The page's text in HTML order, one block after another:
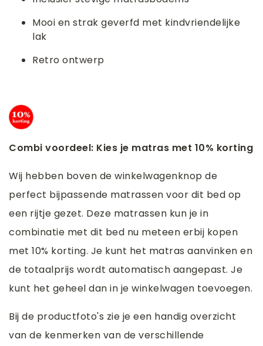
Mooi en strak geverfd met kindvriendelijke
lak
Retro ontwerp
Combi voordeel: Kies je matras met 10% korting
Wij hebben boven de winkelwagenknop de
perfect bijpassende matrassen voor dit bed op
een rijtje gezet. Deze matrassen kun je in
combinatie met dit bed nu meteen erbij kopen
met 10% korting. Je kunt het matras aanvinken en
de totaalprijs wordt automatisch aangepast. Je
kunt het geheel dan in je winkelwagen toevoegen.
Bij de productfoto's zie je een handig overzicht
van de kenmerken van de verschillende